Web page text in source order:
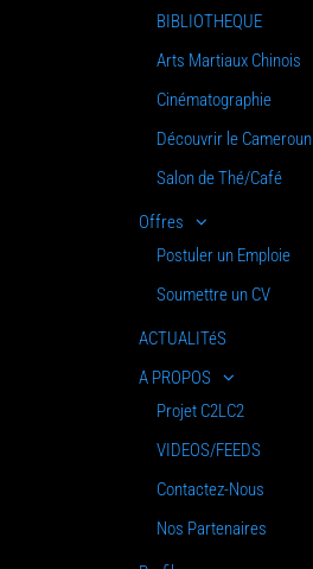
BIBLIOTHEQUE
Arts Martiaux Chinois
Cinématographie
Découvrir le Cameroun
Salon de Thé/Café
Offres
Postuler un Emploie
Soumettre un CV
ACTUALITéS
A PROPOS
Projet C2LC2
VIDEOS/FEEDS
Contactez-Nous
Nos Partenaires